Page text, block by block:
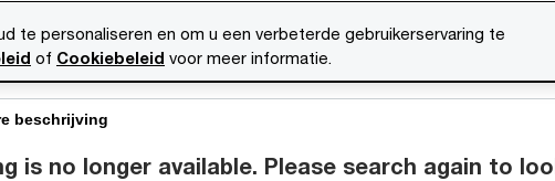
Vacatures Evenementen
beschrijving
is no longer available. Please search again to
te personaliseren en om u een verbeterde gebruikerservaring te
of Cookiebeleid voor meer informatie.